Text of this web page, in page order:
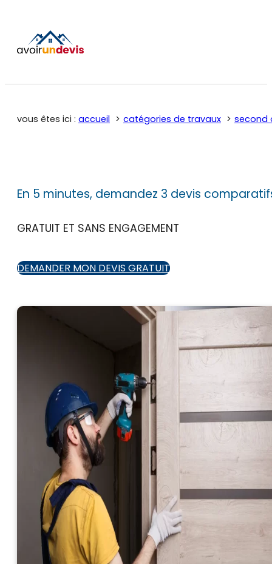
vous êtes ici : accueil catégories de travaux second
En 5 minutes, demandez 3 devis
GRATUIT ET SANS ENGAGEMENT
DEMANDER MON DEVIS GRATUIT